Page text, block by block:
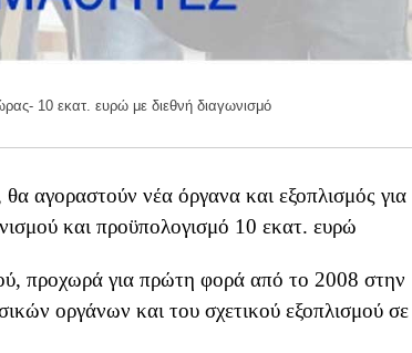
10 εκατ. ευρώ με διεθνή διαγωνισμό
αγοραστούν νέα όργανα και εξοπλισμός για
και προϋπολογισμό 10 εκατ. ευρώ
προχωρά για πρώτη φορά από το 2008 στην
οργάνων και του σχετικού εξοπλισμού σε